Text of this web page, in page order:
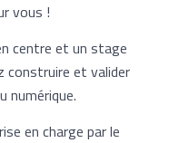
vous !
centre et un stage
construire et valider
numérique.
en charge par le